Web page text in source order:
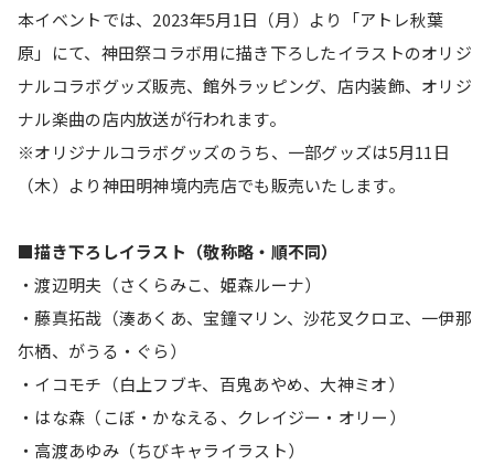
本イベントでは、2023年5月1日（月）より「アトレ秋葉
原」にて、神田祭コラボ用に描き下ろしたイラストのオリジ
ナルコラボグッズ販売、館外ラッピング、店内装飾、オリジ
ナル楽曲の店内放送が行われます。
※オリジナルコラボグッズのうち、一部グッズは5月11日
（木）より神田明神境内売店でも販売いたします。
■描き下ろしイラスト（敬称略・順不同）
・渡辺明夫（さくらみこ、姫森ルーナ）
・藤真拓哉（湊あくあ、宝鐘マリン、沙花叉クロヱ、一伊那
尓栖、がうる・ぐら）
・イコモチ（白上フブキ、百鬼あやめ、大神ミオ）
・はな森（こぼ・かなえる、クレイジー・オリー）
・高渡あゆみ（ちびキャライラスト）